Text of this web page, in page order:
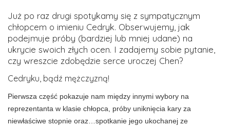
Już po raz drugi spotykamy się z sympatycznym
chłopcem o imieniu Cedryk. Obserwujemy, jak
podejmuje próby (bardziej lub mniej udane) na
ukrycie swoich złych ocen. I zadajemy sobie pytanie,
czy wreszcie zdobędzie serce uroczej Chen?
Cedryku, bądź mężczyzną!
Pierwsza część pokazuje nam między innymi wybory na
reprezentanta w klasie chłopca, próby uniknięcia kary za
niewłaściwe stopnie oraz…spotkanie jego ukochanej ze